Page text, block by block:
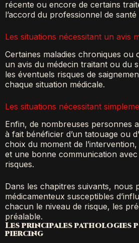
récente ou encore de certains
l’accord du professionnel de
Les situations nécessitant un avis
Certaines maladies chroniques
un avis du médecin traitant ou du
les éventuels risques de
chaque situation médicale.
Les situations nécessitant
Enfin, de nombreuses personnes
à fait bénéficier d’un tatouage ou
choix du moment de
et une bonne communication
risques.
Dans les chapitres suivants, nous
médicamenteux susceptibles
chacun le niveau de risque, les
préalable.
Les principales pathologies
piercing